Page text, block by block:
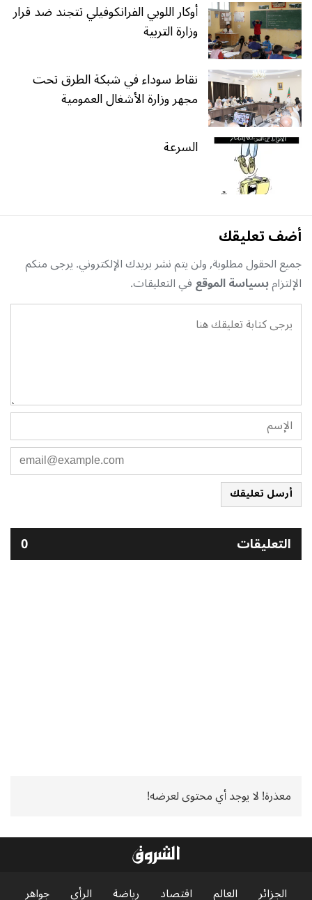
أوكار اللوبي الفرانكوفيلي تتجند ضد قرار
وزارة التربية
نقاط سوداء في شبكة الطرق تحت
مجهر وزارة الأشغال العمومية
السرعة
أضف تعليقك
جميع الحقول مطلوبة, ولن يتم نشر بريدك الإلكتروني. يرجى منكم
الإلتزامبسياسة الموقعفي التعليقات.
أرسل تعليقك
التعليقات 0
معذرة! لا يوجد أي محتوى لعرضه!
الجزائر العالم اقتصاد رياضة الرأي جواهر